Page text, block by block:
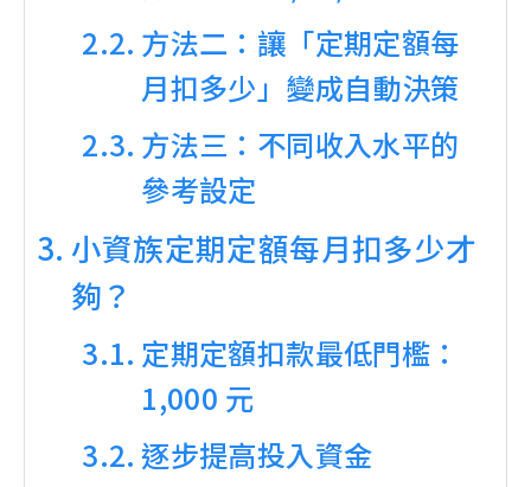
方法二：讓「定期定額每
月扣多少」變成自動決策
方法三：不同收入水平的
參考設定
小資族定期定額每月扣多少才
夠？
定期定額扣款最低門檻：
1,000 元
逐步提高投入資金